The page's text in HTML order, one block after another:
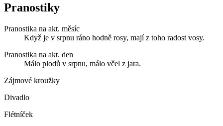
Pranostiky
Pranostika na akt. měsíc
Když je v srpnu ráno hodně rosy, mají z toho radost vosy.
Pranostika na akt. den
Málo plodů v srpnu, málo včel z jara.
Zájmové kroužky
Divadlo
Flétníček